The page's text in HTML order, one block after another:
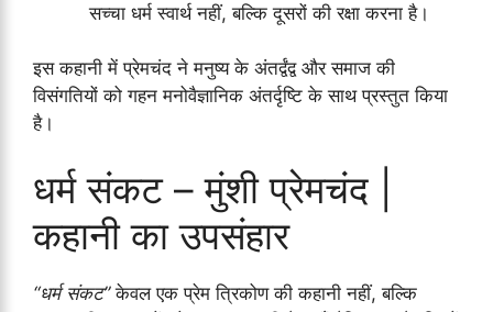
सच्चा धर्म स्वार्थ नहीं, बल्कि दूसरों की रक्षा करना है।
इस कहानी में प्रेमचंद ने मनुष्य के अंतर्द्वंद्व और समाज की
विसंगतियों को गहन मनोवैज्ञानिक अंतर्दृष्टि के साथ प्रस्तुत किया
है।
धर्म संकट – मुंशी प्रेमचंद |
कहानी का उपसंहार
“धर्म संकट”केवल एक प्रेम त्रिकोण की कहानी नहीं, बल्कि